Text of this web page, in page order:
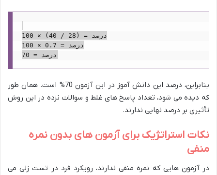
درصد = (28 / 40) × 100
درصد = 0.7 × 100
بنابراین، درصد این دانش آموز در این آزمون 70% است. همان طور
که دیده می شود، تعداد پاسخ های غلط و سوالات نزده در این روش
تأثیری بر درصد نهایی ندارند.
نکات استراتژیک برای آزمون های بدون نمره
منفی
در آزمون هایی که نمره منفی ندارند، رویکرد فرد در تست زنی می